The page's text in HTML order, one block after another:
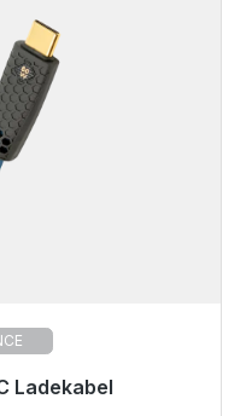
Ladekabel
Lieferzeit 48h*